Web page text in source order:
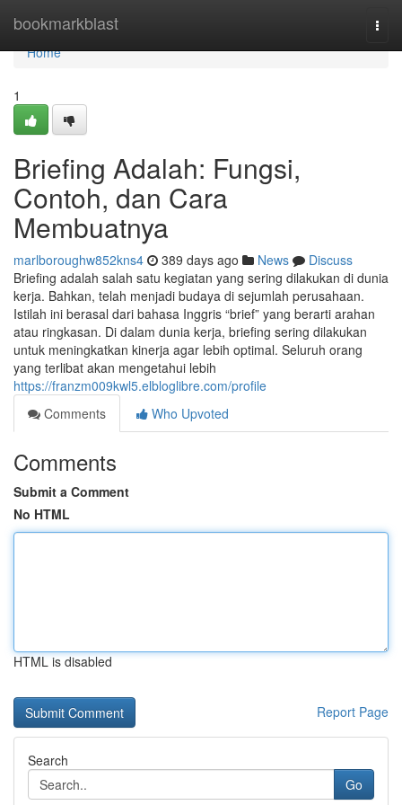
bookmarkblast
Home
Home
1
Briefing Adalah: Fungsi,
Contoh, dan Cara
Membuatnya
marlboroughw852kns4 389 days ago News
Discuss
Briefing adalah salah satu kegiatan yang sering dilakukan di dunia
kerja. Bahkan, telah menjadi budaya di sejumlah perusahaan.
Istilah ini berasal dari bahasa Inggris “brief” yang berarti arahan
atau ringkasan. Di dalam dunia kerja, briefing sering dilakukan
untuk meningkatkan kinerja agar lebih optimal. Seluruh orang
yang terlibat akan mengetahui lebih
https://franzm009kwl5.elbloglibre.com/profile
Comments
Who Upvoted
Comments
Submit a Comment
No HTML
HTML is disabled
Report Page
Search
Go